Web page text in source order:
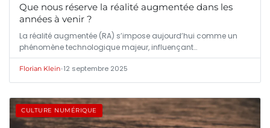
Que nous réserve la réalité augmentée dans les
années à venir ?
La réalité augmentée (RA) s’impose aujourd’hui comme un
phénomène technologique majeur, influençant…
Florian Klein•12 septembre 2025
CULTURE NUMÉRIQUE